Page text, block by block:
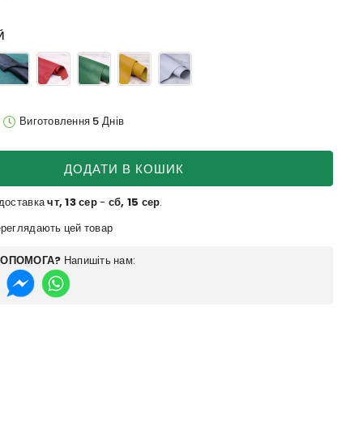
Виготовлення 5 Днів
ДОДАТИ В КОШИК
чт, 13 сер- сб, 15 сер.
цей товар
Напишіть нам: